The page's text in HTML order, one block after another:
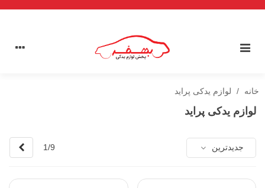
خانه / لوازم یدکی پراید
لوازم یدکی پراید
جدیدترین 1/9